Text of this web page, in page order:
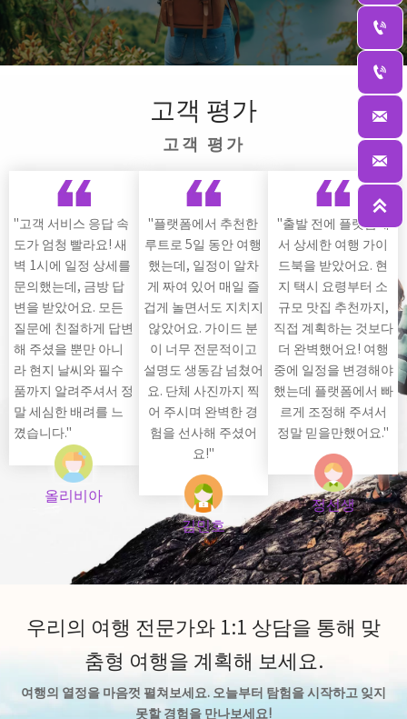
고객 평가
고객 평가
"고객 서비스 응답 속
도가 엄청 빨라요! 새
벽 1시에 일정 상세를
문의했는데, 금방 답
변을 받았어요. 모든
질문에 친절하게 답변
해 주셨을 뿐만 아니
라 현지 날씨와 필수
품까지 알려주셔서 정
말 세심한 배려를 느
꼈습니다."
올리비아
"플랫폼에서 추천한
루트로 5일 동안 여행
했는데, 일정이 알차
게 짜여 있어 매일 즐
겁게 놀면서도 지치지
않았어요. 가이드 분
이 너무 전문적이고
설명도 생동감 넘쳤어
요. 단체 사진까지 찍
어 주시며 완벽한 경
험을 선사해 주셨어
요!"
김민호
"출발 전에 플랫폼에
서 상세한 여행 가이
드북을 받았어요. 현
지 택시 요령부터 소
규모 맛집 추천까지,
직접 계획하는 것보다
더 완벽했어요! 여행
중에 일정을 변경해야
했는데 플랫폼에서 빠
르게 조정해 주셔서
정말 믿을만했어요."
정선생
우리의 여행 전문가와 1:1 상담을 통해 맞
춤형 여행을 계획해 보세요.
여행의 열정을 마음껏 펼쳐보세요. 오늘부터 탐험을 시작하고 잊지
못할 경험을 만나보세요!




